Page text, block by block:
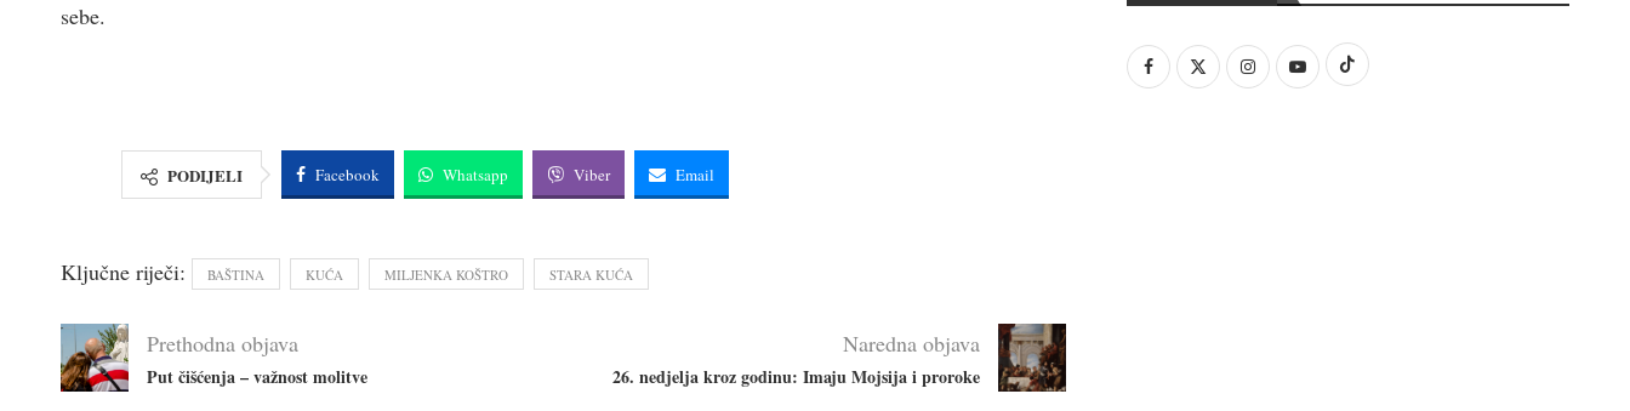
sebe.
PODIJELI Facebook Whatsapp Viber Email
Ključne riječi: BAŠTINA KUĆA MILJENKA KOŠTRO STARA KUĆA
Prethodna objava
Put čišćenja – važnost molitve
Naredna objava
26. nedjelja kroz godinu: Imaju Mojsija i proroke